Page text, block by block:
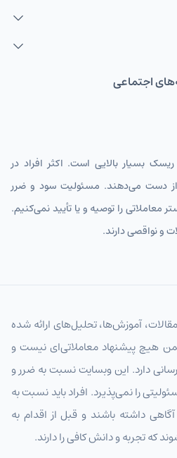
اجتماعی
ریسک بسیار بالایی است. اکثر افراد در
از دست می‌دهند. مسئولیت سود و ضرر
را توصیه و یا تأیید نمی‌کنیم.
و نواقصی دارند.
آموزش‌ها، تحلیل‌های ارائه شده
هیچ پیشنهاد معاملاتی‌ای نیست و
دارد. این وبسایت نسبت به ضرر و
را نمی‌پذیرد. افراد باید نسبت به
داشته باشند و قبل از اقدام به
که تجربه و دانش کافی را دارند.